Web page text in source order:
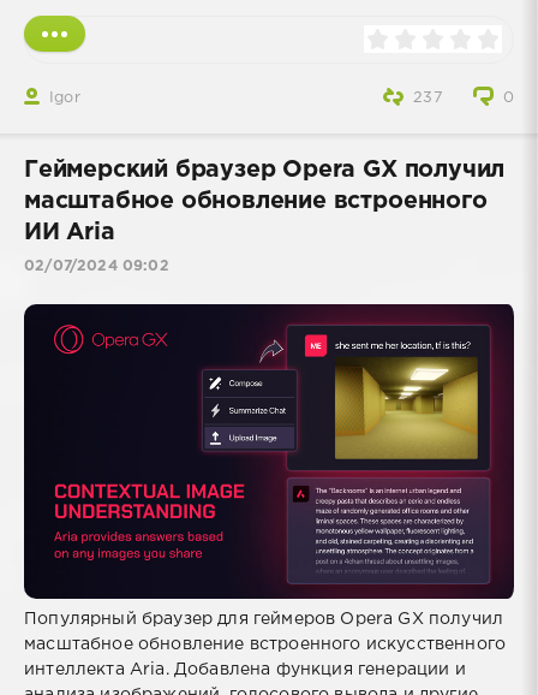
Igor 0
237
Геймерский браузер Opera GX получил
масштабное обновление встроенного
ИИ Aria
02/07/2024 09:02
Популярный браузер для геймеров Opera GX получил
масштабное обновление встроенного искусственного
интеллекта Aria. Добавлена функция генерации и